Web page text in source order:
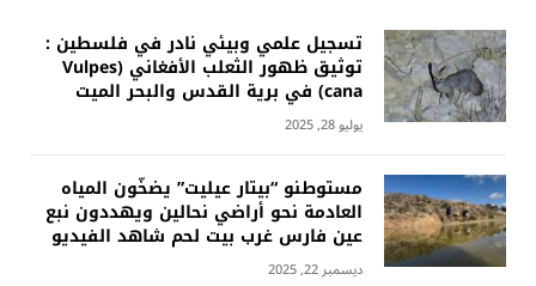
تسجيل علمي وبيئي نادر في فلسطين :
توثيق ظهور الثعلب الأفغاني (Vulpes
cana) في برية القدس والبحر الميت
يوليو 28, 2025
مستوطنو “بيتار عيليت” يضخّون المياه
العادمة نحو أراضي نحالين ويهددون نبع
عين فارس غرب بيت لحم شاهد الفيديو
ديسمبر 22, 2025